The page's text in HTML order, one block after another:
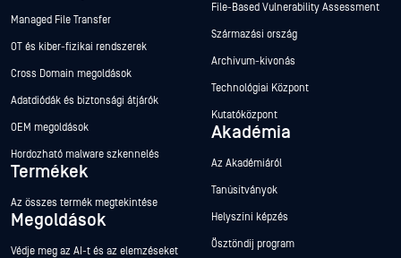
Managed File Transfer
OT és kiber-fizikai rendszerek
Cross Domain megoldások
Adatdiódák és biztonsági átjárók
OEM megoldások
Hordozható malware szkennelés
Termékek
Az összes termék megtekintése
Megoldások
Védje meg az AI-t és az elemzéseket
File-Based Vulnerability Assessment
Származási ország
Archívum-kivonás
Technológiai Központ
Kutatóközpont
Akadémia
Az Akadémiáról
Tanúsítványok
Helyszíni képzés
Ösztöndíj program